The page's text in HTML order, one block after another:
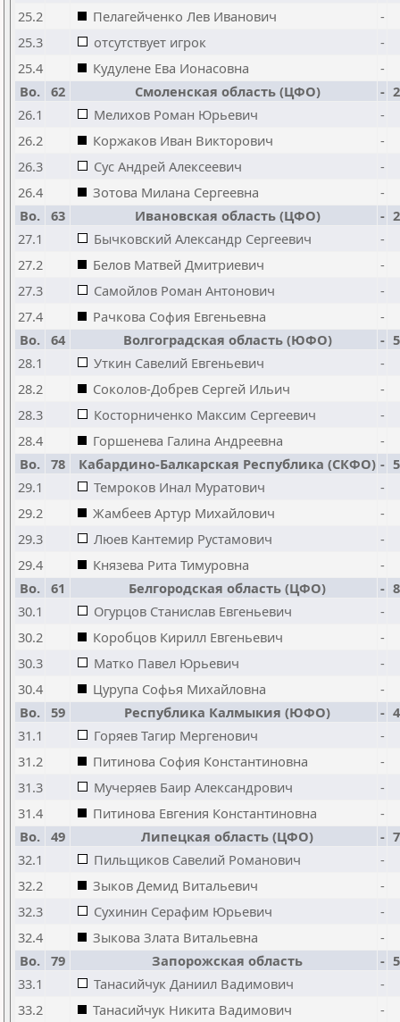
25.2
Пелагейченко Лев Иванович
-
25.3
отсутствует игрок
-
25.4
Кудулене Ева Ионасовна
-
Bo. 62 Смоленская область (ЦФО) -
26.1
Мелихов Роман Юрьевич
-
26.2
Коржаков Иван Викторович
-
26.3
Сус Андрей Алексеевич
-
26.4
Зотова Милана Сергеевна
-
Bo. 63 Ивановская область (ЦФО) -
27.1
Бычковский Александр Сергеевич
-
27.2
Белов Матвей Дмитриевич
-
27.3
Самойлов Роман Антонович
-
27.4
Рачкова София Евгеньевна
-
Bo. 64 Волгоградская область (ЮФО) -
28.1
Уткин Савелий Евгеньевич
-
28.2
Соколов-Добрев Сергей Ильич
-
28.3
Косторниченко Максим Сергеевич
-
28.4
Горшенева Галина Андреевна
-
Bo. 78 Кабардино-Балкарская Республика (СКФО) -
29.1
Темроков Инал Муратович
-
29.2
Жамбеев Артур Михайлович
-
29.3
Люев Кантемир Рустамович
-
29.4
Князева Рита Тимуровна
-
Bo. 61 Белгородская область (ЦФО) -
30.1
Огурцов Станислав Евгеньевич
-
30.2
Коробцов Кирилл Евгеньевич
-
30.3
Матко Павел Юрьевич
-
30.4
Цурупа Софья Михайловна
-
Bo. 59 Республика Калмыкия (ЮФО) -
31.1
Горяев Тагир Мергенович
-
31.2
Питинова София Константиновна
-
31.3
Мучеряев Баир Александрович
-
31.4
Питинова Евгения Константиновна
-
Bo. 49 Липецкая область (ЦФО) -
32.1
Пильщиков Савелий Романович
-
32.2
Зыков Демид Витальевич
-
32.3
Сухинин Серафим Юрьевич
-
32.4
Зыкова Злата Витальевна
-
Bo. 79 Запорожская область -
33.1
Танасийчук Даниил Вадимович
-
33.2
Танасийчук Никита Вадимович
-